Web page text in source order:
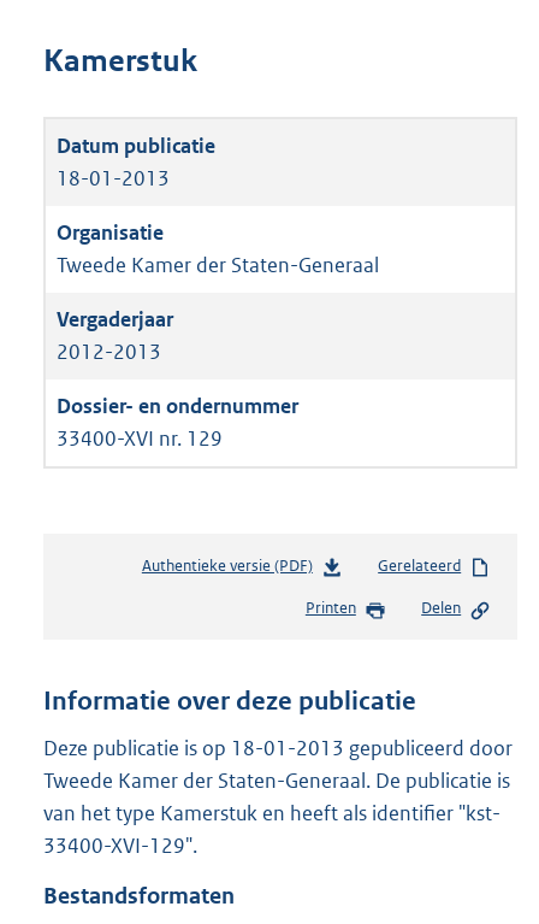
Kamerstuk
18-01-2013
Tweede Kamer der Staten-Generaal
2012-2013
33400-XVI nr. 129
Authentieke versie (PDF)b
s
n
s
r
o
Gerelateerd
Printen Delen
Informatie over deze publicatie
Deze publicatie is op 18-01-2013 gepubliceerd door
Tweede Kamer der Staten-Generaal. De publicatie is
van het type Kamerstuk en heeft als identifier "kst-
33400-XVI-129".
Bestandsformaten